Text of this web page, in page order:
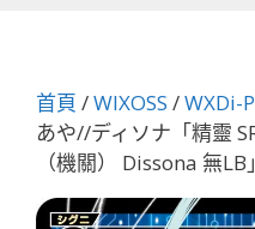
首頁 /WIXOSS /WXDi-
あや//ディソナ「精靈
（機關） Dissona 無LB」